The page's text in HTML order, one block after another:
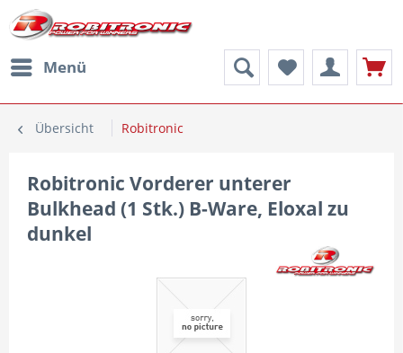
Menü
Übersicht Robitronic
Robitronic Vorderer unterer
Bulkhead (1 Stk.) B-Ware, Eloxal zu
dunkel